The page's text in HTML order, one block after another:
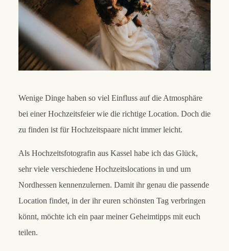
Wenige Dinge haben so viel Einfluss auf die Atmosphäre
bei einer Hochzeitsfeier wie die richtige Location. Doch die
zu finden ist für Hochzeitspaare nicht immer leicht.
Als Hochzeitsfotografin aus Kassel habe ich das Glück,
sehr viele verschiedene Hochzeitslocations in und um
Nordhessen kennenzulernen. Damit ihr genau die passende
Location findet, in der ihr euren schönsten Tag verbringen
könnt, möchte ich ein paar meiner Geheimtipps mit euch
teilen.
Kontakt